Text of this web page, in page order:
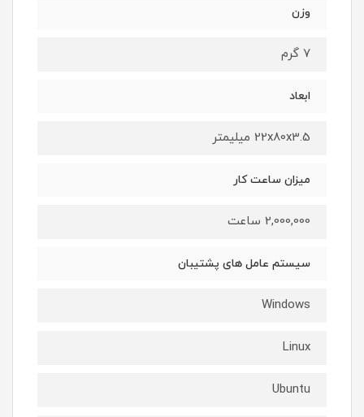
وزن
7 گرم
ابعاد
22x80x3.5 میلیمتر
میزان ساعت کار
2,000,000 ساعت
سیستم عامل های پشتیبان
Windows
Linux
Ubuntu